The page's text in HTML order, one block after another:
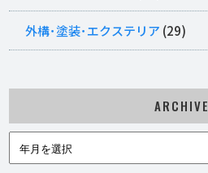
外構･塗装･エクステリア (29)
ARCHIVE